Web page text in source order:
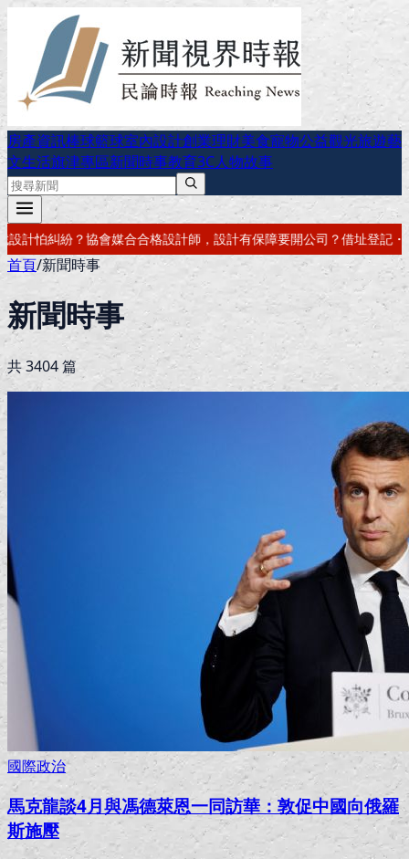
房產資訊棒球籃球室內設計創業理財美食寵物公益觀光旅遊藝
文生活旗津專區新聞時事教育3C人物故事
保障要開公司？借址登記・公司設立・工商登記一次辦好記帳報稅・
首頁/新聞時事
新聞時事
共3404篇
國際政治
馬克龍談4月與馮德萊恩一同訪華：敦促中國向俄羅
斯施壓